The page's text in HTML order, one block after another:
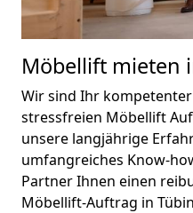
Möbellift mieten
Wir sind Ihr
stressfreien Möbellift
unsere langjährige
umfangreiches Know-
Partner Ihnen einen
Möbellift-Auftrag in